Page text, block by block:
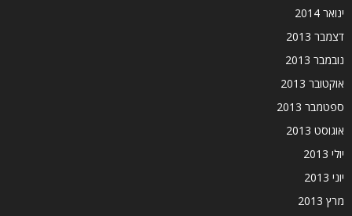
ינואר 2014
דצמבר 2013
נובמבר 2013
אוקטובר 2013
ספטמבר 2013
אוגוסט 2013
יולי 2013
יוני 2013
מרץ 2013